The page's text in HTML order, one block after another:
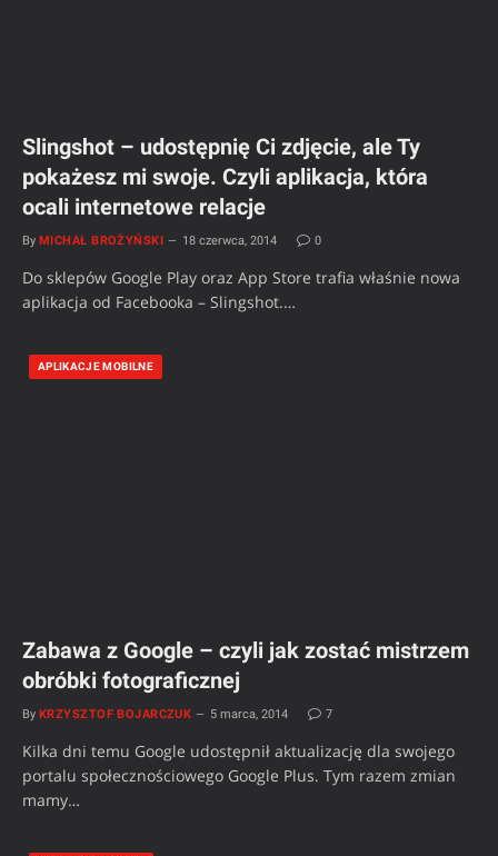
Slingshot – udostępnię Ci zdjęcie, ale Ty
pokażesz mi swoje. Czyli aplikacja, która
ocali internetowe relacje
By MICHAŁ BROŻYŃSKI 18 czerwca, 2014 0
Do sklepów Google Play oraz App Store trafia właśnie nowa
aplikacja od Facebooka – Slingshot.…
APLIKACJE MOBILNE
Zabawa z Google – czyli jak zostać mistrzem
obróbki fotograficznej
By KRZYSZTOF BOJARCZUK 5 marca, 2014 7
Kilka dni temu Google udostępnił aktualizację dla swojego
portalu społecznościowego Google Plus. Tym razem zmian
mamy…